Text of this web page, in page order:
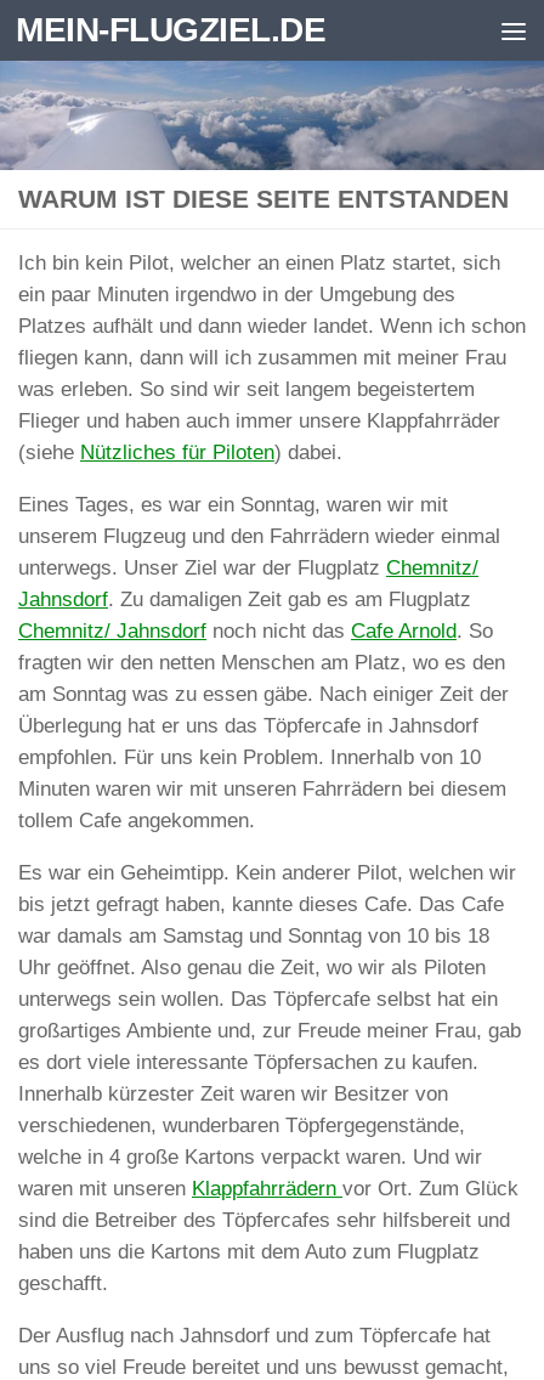
Zum Inhalt springen
MEIN-FLUGZIEL.DE
WARUM IST DIESE SEITE ENTSTANDEN
Ich bin kein Pilot, welcher an einen Platz startet, sich
ein paar Minuten irgendwo in der Umgebung des
Platzes aufhält und dann wieder landet. Wenn ich schon
fliegen kann, dann will ich zusammen mit meiner Frau
was erleben. So sind wir seit langem begeistertem
Flieger und haben auch immer unsere Klappfahrräder
(siehe Nützliches für Piloten) dabei.
Eines Tages, es war ein Sonntag, waren wir mit
unserem Flugzeug und den Fahrrädern wieder einmal
unterwegs. Unser Ziel war der Flugplatz Chemnitz/
Jahnsdorf. Zu damaligen Zeit gab es am Flugplatz
Chemnitz/ Jahnsdorf noch nicht das Cafe Arnold. So
fragten wir den netten Menschen am Platz, wo es den
am Sonntag was zu essen gäbe. Nach einiger Zeit der
Überlegung hat er uns das Töpfercafe in Jahnsdorf
empfohlen. Für uns kein Problem. Innerhalb von 10
Minuten waren wir mit unseren Fahrrädern bei diesem
tollem Cafe angekommen.
Es war ein Geheimtipp. Kein anderer Pilot, welchen wir
bis jetzt gefragt haben, kannte dieses Cafe. Das Cafe
war damals am Samstag und Sonntag von 10 bis 18
Uhr geöffnet. Also genau die Zeit, wo wir als Piloten
unterwegs sein wollen. Das Töpfercafe selbst hat ein
großartiges Ambiente und, zur Freude meiner Frau, gab
es dort viele interessante Töpfersachen zu kaufen.
Innerhalb kürzester Zeit waren wir Besitzer von
verschiedenen, wunderbaren Töpfergegenstände,
welche in 4 große Kartons verpackt waren. Und wir
waren mit unseren Klappfahrrädern vor Ort. Zum Glück
sind die Betreiber des Töpfercafes sehr hilfsbereit und
haben uns die Kartons mit dem Auto zum Flugplatz
geschafft.
Der Ausflug nach Jahnsdorf und zum Töpfercafe hat
uns so viel Freude bereitet und uns bewusst gemacht,